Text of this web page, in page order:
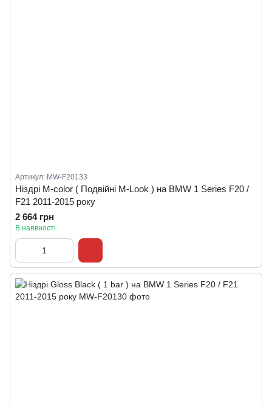
Артикул: MW-F20133
Ніздрі M-color ( Подвійні M-Look ) на BMW 1 Series F20 /
F21 2011-2015 року
2 664 грн
В наявності